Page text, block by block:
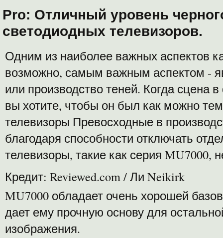
Pro: Отличный уровень
светодиодных телевизоров.
Одним из наиболее важных аспектов
возможно, самым важным аспектом -
или производство теней. Когда сцена
вы хотите, чтобы он был как можно
телевизоры Превосходные в
благодаря способности отключать
телевизоры, такие как серия MU7000,
Кредит: Reviewed.com / Ли Neikirk
MU7000 обладает очень хорошей
дает ему прочную основу для
изображения.